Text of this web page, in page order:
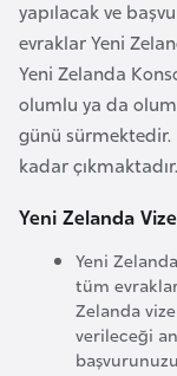
yapılacak ve
evraklar Yeni
Yeni Zelanda
olumlu ya da
günü sürmektedir.
kadar çıkmaktadır.
Yeni Zelanda
Yeni
tüm
Zelanda
verileceği
y
a
F
i
d